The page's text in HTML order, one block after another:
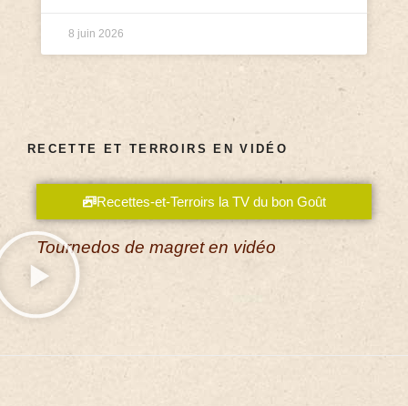
8 juin 2026
RECETTE ET TERROIRS EN VIDÉO
Recettes-et-Terroirs la TV du bon Goût
Tournedos de magret en vidéo